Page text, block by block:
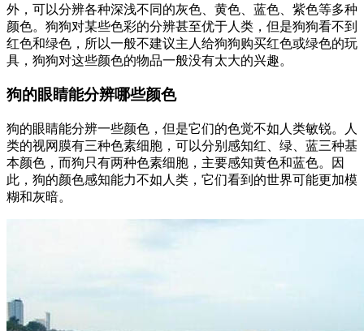
外，可以分辨各种深浅不同的灰色、黄色、蓝色、紫色等多种
颜色。狗狗对某些色彩的分辨甚至优于人类，但是狗狗看不到
红色和绿色，所以一般不建议主人给狗狗购买红色或绿色的玩
具，狗狗对这些颜色的物品一般没有太大的兴趣。
狗的眼睛能分辨哪些颜色
狗的眼睛能分辨一些颜色，但是它们的色觉不如人类敏锐。人
类的视网膜有三种色素细胞，可以分别感知红、绿、蓝三种基
本颜色，而狗只有两种色素细胞，主要感知黄色和蓝色。因
此，狗的颜色感知能力不如人类，它们看到的世界可能更加模
糊和灰暗。